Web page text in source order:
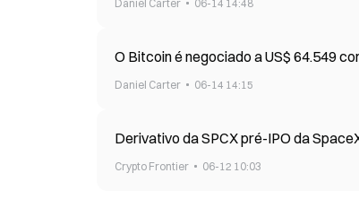
Daniel Carter 06-14 14:48
O Bitcoin é negociado a US$ 64.549
Daniel Carter 06-14 14:15
Derivativo da SPCX pré-IPO da
Crypto Frontier 06-12 10:03